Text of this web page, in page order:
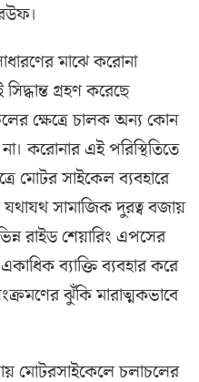
মাঝে করোনা
গ্রহণ করেছে
ক্ষেত্রে চালক অন্য কোন
করোনার এই পরিস্থিতিতে
মোটর সাইকেল ব্যবহারে
সামাজিক দুরত্ব বজায়
রাইড শেয়ারিং এপসের
ব্যাক্তি ব্যবহার করে
ঝুঁকি মারাত্মকভাবে
মোটরসাইকেলে চলাচলের